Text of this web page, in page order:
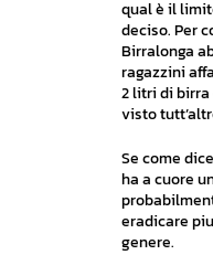
qual è il
deciso. Per
Birralonga
ragazzini
2 litri di
visto
Se come
ha a cuore
eradicare
genere.